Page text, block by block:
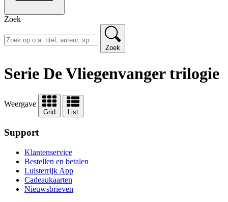
Zoek
Zoek
Serie De Vliegenvanger trilogie
Weergave
Grid List
Support
Klantenservice
Bestellen en betalen
Luisterrijk App
Cadeaukaarten
Nieuwsbrieven